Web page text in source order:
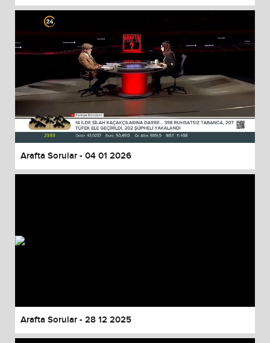
Arafta Sorular - 04 01 2026
Arafta Sorular - 28 12 2025